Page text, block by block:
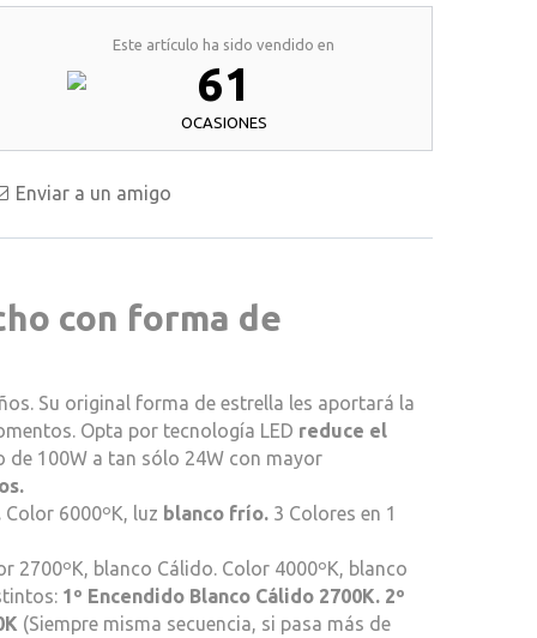
Este artículo ha sido vendido en
61
OCASIONES
Enviar a un amigo
con forma de
Su original forma de estrella les aportará la
Opta por tecnología LED reduce el
de 100W a tan sólo 24W con mayor
Color 6000ºK, luz blanco frío. 3 Colores en 1
2700ºK, blanco Cálido. Color 4000ºK, blanco
1º Encendido Blanco Cálido 2700K. 2º
(Siempre misma secuencia, si pasa más de